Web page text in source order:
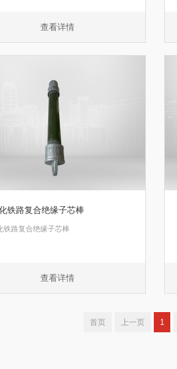
查看详情
铁路复合绝缘子芯棒
铁路复合绝缘子芯棒
查看详情
首页 上一页 1